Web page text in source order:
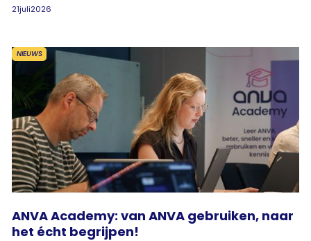
21juli2026
NIEUWS
ANVA Academy: van ANVA gebruiken, naar
het écht begrijpen!